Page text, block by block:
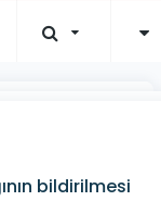
bildirilmesi